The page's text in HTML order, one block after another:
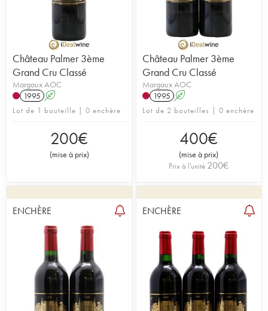
Château Palmer 3ème
Grand Cru Classé
Margaux AOC
1995 A
Lot de 1 bouteille | 0 enchère
200€
(mise à prix)
Château Palmer 3ème
Grand Cru Classé
Margaux AOC
1995 A
Lot de 2 bouteilles | 0 enchère
400€
(mise à prix)
Prix à l'unité 200€
ENCHÈRE ENCHÈRE